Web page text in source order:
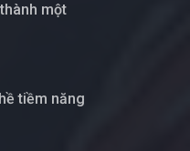
một
tiềm năng